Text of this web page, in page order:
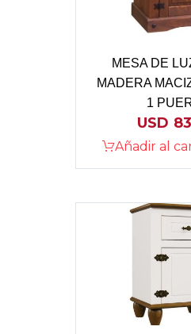
MESA DE
MADERA
1
USD
Añadir al